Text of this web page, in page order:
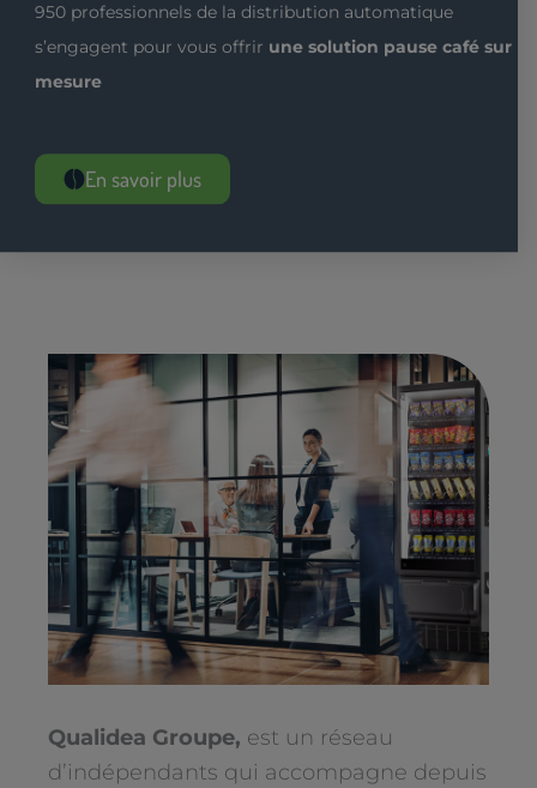
950 professionnels de la distribution automatique
s’engagent pour vous offrir une solution pause café sur
mesure
En savoir plus
Qualidea Groupe, est un réseau
d’indépendants qui accompagne depuis